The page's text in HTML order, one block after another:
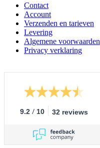
Contact
Account
Verzenden en tarieven
Levering
Algemene voorwaarden
Privacy verklaring
9.2 / 10 32 reviews